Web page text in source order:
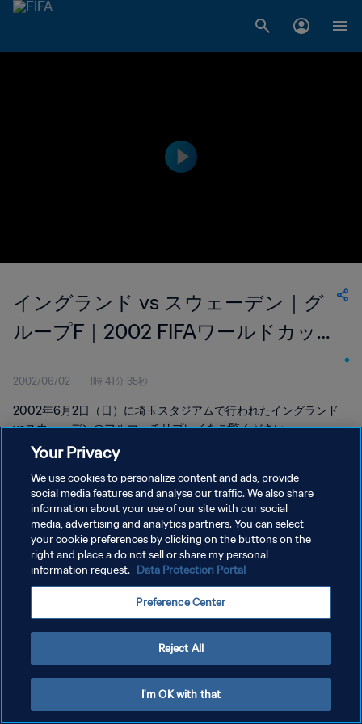
イングランド vs スウェーデン｜グ
ループF｜2002 FIFAワールドカッ
プ 韓国／日本｜フルマッチリプレイ
2002/06/02 1時 41分 35秒
2002年6月2日（日）に埼玉スタジアムで行われたイングランド
vsスウェーデンのフルマッチリプレイをご覧ください。
プライバシーポリシー
サービス利用規約
Your Privacy
We use cookies to personalize content and ads, provide
social media features and analyse our traffic. We also share
information about your use of our site with our social
media, advertising and analytics partners. You can select
your cookie preferences by clicking on the buttons on the
right and place a do not sell or share my personal
information request. Data Protection Portal
Preference Center
Reject All
I'm OK with that